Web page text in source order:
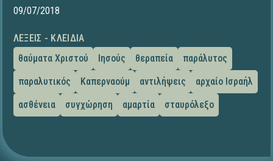
09/07/2018
ΛΈΞΕΙΣ - ΚΛΕΙΔΙΆ
θαύματα Χριστού
Ιησούς θεραπεία
παράλυτος
παραλυτικός
Καπερναούμ αντιλήψεις
αρχαίο Ισραήλ
ασθένεια
συγχώρηση αμαρτία σταυρόλεξο